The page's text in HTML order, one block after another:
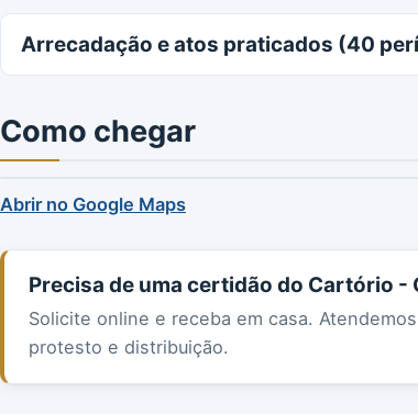
Arrecadação e atos praticados (40
Como chegar
Abrir no Google Maps
Precisa de uma certidão do Cartório -
Solicite online e receba em casa.
protesto e distribuição.